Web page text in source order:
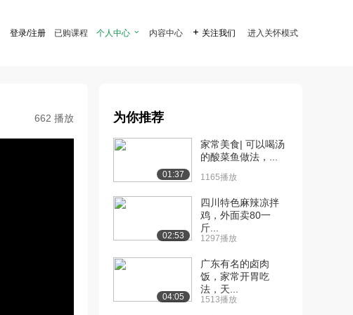
登录/注册 已购课程 个人中心  内容中心  关注我们 进入关怀模式
662 播放 为你推荐
01:37
家常美食| 可以喝汤
的酸菜鱼做法，...
1165播放
02:53
四川特色麻辣凉拌
鸡，外面卖80一
斤...
1297播放
04:05
广东有名的卤肉
饭，家常开胃吃
法，天...
1513播放